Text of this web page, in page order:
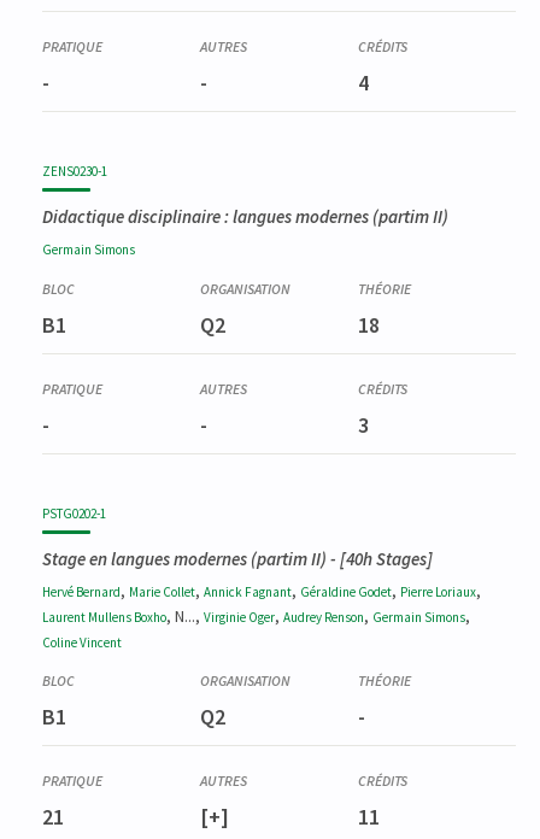
- - 4
ZENS0230-1
Didactique disciplinaire : langues modernes (partim II)
Germain Simons
B1 Q2 18
- - 3
PSTG0202-1
Stage en langues modernes (partim II) - [40h Stages]
Hervé Bernard, Marie Collet, Annick Fagnant, Géraldine Godet, Pierre Loriaux,
Laurent Mullens Boxho, N..., Virginie Oger, Audrey Renson, Germain Simons,
ColineVincent
B1 Q2 -
21 [+] 11